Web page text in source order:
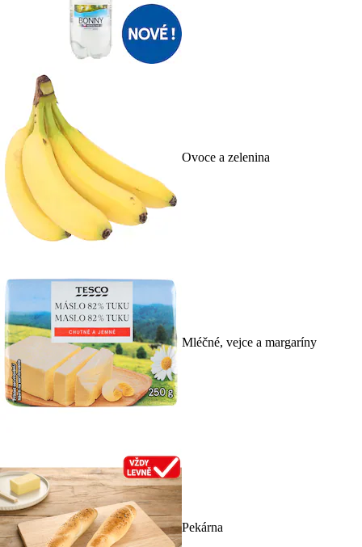
Ovoce a zelenina
Mléčné, vejce a margaríny
Pekárna